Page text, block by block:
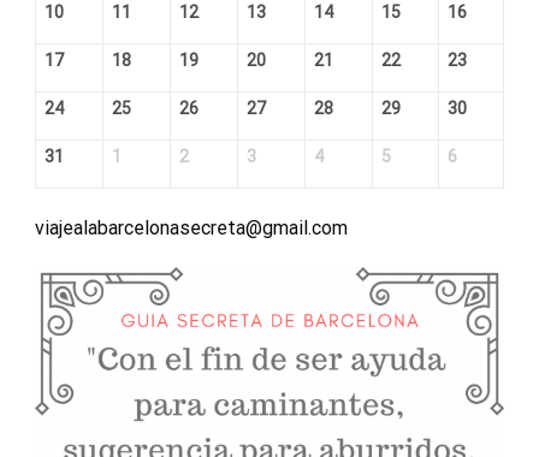
10 11 12 13 14 15 16
17 18 19 20 21 22 23
24 25 26 27 28 29 30
31 1 2 3 4 5 6
viajealabarcelonasecreta@gmail.com